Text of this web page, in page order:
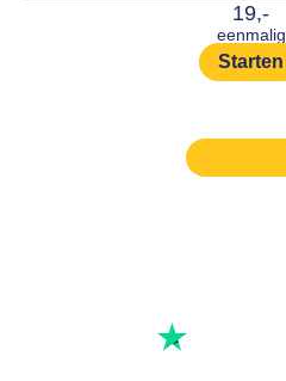
19,-
eenmalig
Starten